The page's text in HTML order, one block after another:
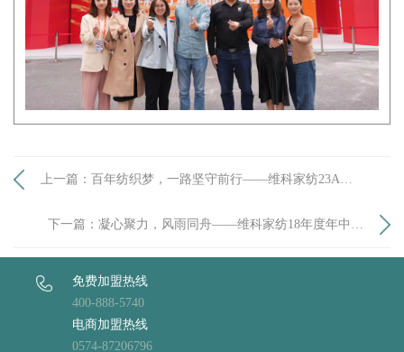
上一篇：百年纺织梦，一路坚守前行——维科家纺23AW
新品定货会「织梦行」圆满落幕
下一篇：凝心聚力，风雨同舟——维科家纺18年度年中工
免费加盟热线
400-888-5740
电商加盟热线
0574-87206796